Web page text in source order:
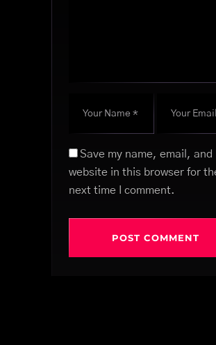
Save my name, email, and
website in this browser for
next time I comment.